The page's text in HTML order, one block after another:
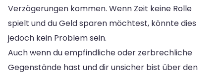
Verzögerungen kommen. Wenn Zeit keine Rolle
spielt und du Geld sparen möchtest, könnte dies
jedoch kein Problem sein.
Auch wenn du empfindliche oder zerbrechliche
Gegenstände hast und dir unsicher bist über den